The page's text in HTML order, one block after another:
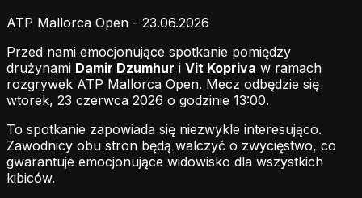
ATP Mallorca Open - 23.06.2026
Przed nami emocjonujące spotkanie pomiędzy
drużynami Damir Dzumhur i Vit Kopriva w ramach
rozgrywek ATP Mallorca Open. Mecz odbędzie się
wtorek, 23 czerwca 2026 o godzinie 13:00.
To spotkanie zapowiada się niezwykle interesująco.
Zawodnicy obu stron będą walczyć o zwycięstwo, co
gwarantuje emocjonujące widowisko dla wszystkich
kibiców.